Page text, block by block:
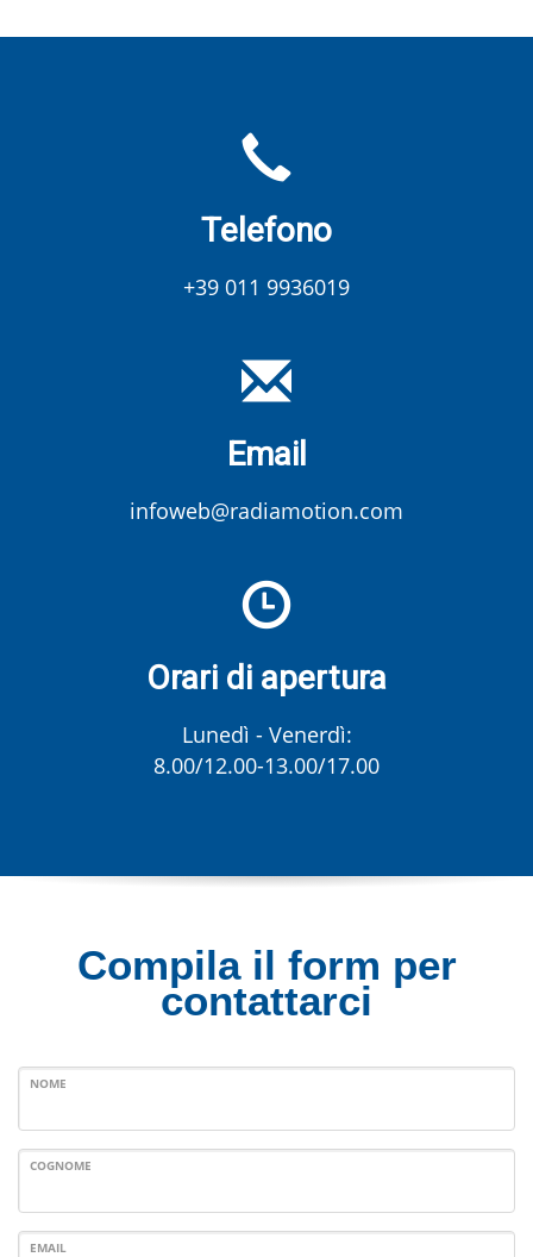
Telefono
+39 011 9936019
Email
infoweb@radiamotion.com
Orari di apertura
Lunedì - Venerdì:
8.00/12.00-13.00/17.00
Compila il form per
contattarci
NOME
COGNOME
EMAIL